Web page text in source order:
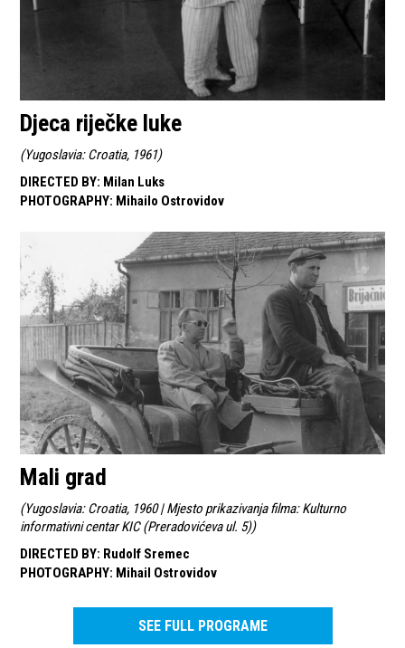
Djeca riječke luke
(Yugoslavia: Croatia, 1961)
DIRECTED BY: Milan Luks
PHOTOGRAPHY: Mihailo Ostrovidov
Mali grad
(Yugoslavia: Croatia, 1960 | Mjesto prikazivanja filma: Kulturno
informativni centar KIC (Preradovićeva ul. 5))
DIRECTED BY: Rudolf Sremec
PHOTOGRAPHY: Mihail Ostrovidov
SEE FULL PROGRAME